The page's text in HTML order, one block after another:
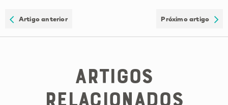
Artigo anterior Próximo artigo
Artigos
Relacionados